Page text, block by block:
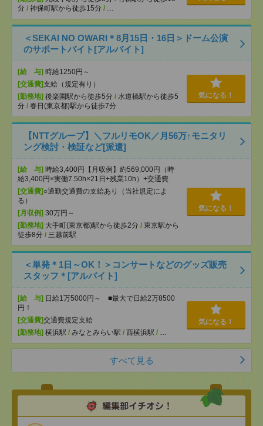
分 / 神保町駅から徒歩15分 / …
＜SEKAI NO OWARI＊8月15日・16日＞ドーム公演
のサポートバイト[アルバイト]
[給 与] 時給1250円～
[交通費]支給（規定有り）
[勤務地] 後楽園駅から徒歩5分 / 水道橋駅から徒歩5
分 / 春日(東京都)駅から徒歩7分
気になる！
【NTTグループ】＼フルリモOK／月56万↑モニタリ
ング検討・検証など[派遣]
[給 与] 時給3,400円【月収例】約569,000円（時
給3,400円×実働7.50h×21日+残業10h）+交通費
[交通費] ○通勤交通費の支給あり（当社規定によ
る）
[月収例] 30万円～
[勤務地] 大手町(東京都)駅から徒歩2分 / 東京駅から
徒歩8分 / 三越前駅
気になる！
＜単発＊1日～OK！＞コンサートなどのグッズ販売
スタッフ＊[アルバイト]
[給 与] 日給1万5000円～ ■最大で日給2万8500
円！
[交通費]交通費規定支給
[勤務地] 横浜駅 / みなとみらい駅 / 西横浜駅 / …
気になる！
すべて見る